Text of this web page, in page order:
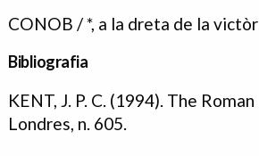
CONOB / *, a la dreta de la
Bibliografia
Bibliografia
KENT, J. P. C. (1994). The
Londres, n. 605.